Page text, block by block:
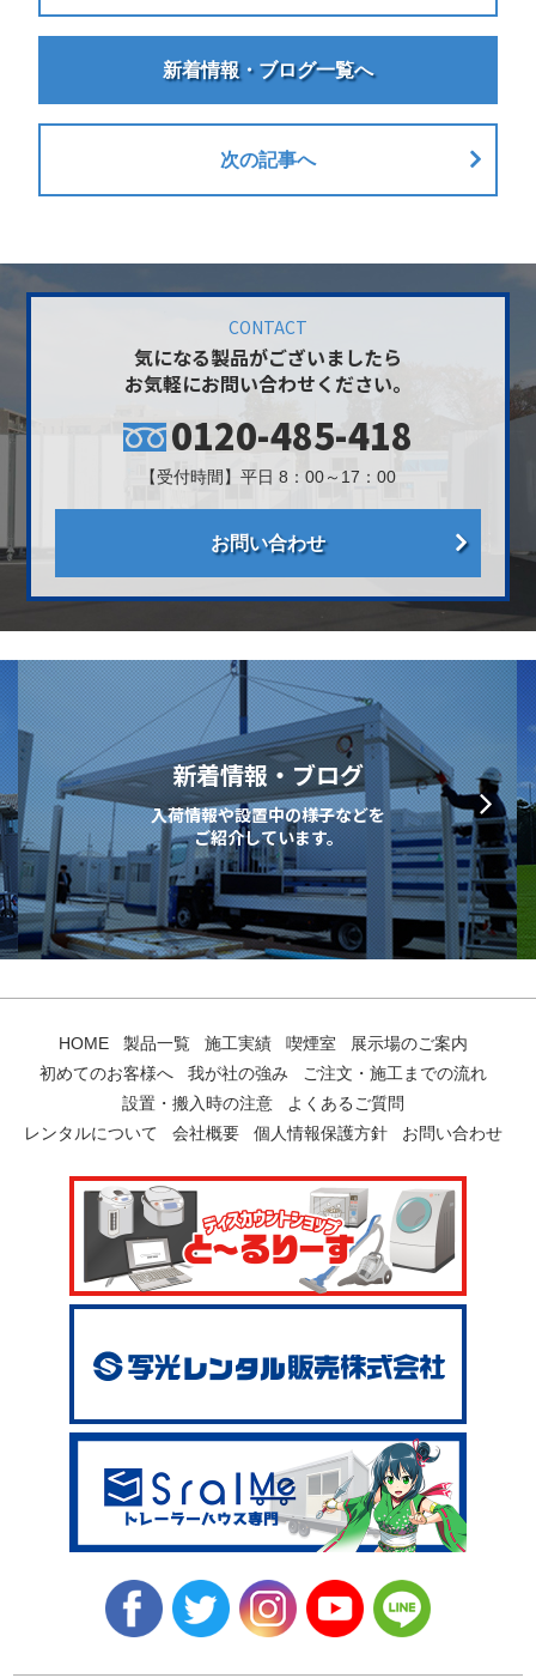
新着情報・ブログ一覧へ
次の記事へ
CONTACT
気になる製品がございましたら
お気軽にお問い合わせください。
0120-485-418
【受付時間】平日 8：00～17：00
お問い合わせ
新着情報・ブログ
入荷情報や設置中の様子などを
ご紹介しています。
HOME 製品一覧 施工実績 喫煙室
展示場のご案内
初めてのお客様へ
我が社の強み
ご注文・施工までの流れ
設置・搬入時の注意
よくあるご質問
レンタルについて
会社概要 個人情報保護方針 お問い合わせ